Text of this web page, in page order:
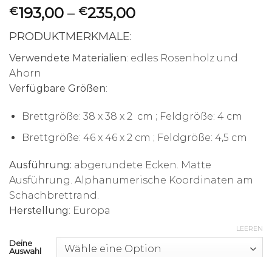
€193,00 – €235,00
PRODUKTMERKMALE:
Verwendete Materialien: edles Rosenholz und
Ahorn
Verfügbare Größen:
Brettgröße: 38 x 38 x 2 cm ; Feldgröße: 4 cm
Brettgröße: 46 x 46 x 2 cm ; Feldgröße: 4,5 cm
Ausführung: abgerundete Ecken. Matte
Ausführung. Alphanumerische Koordinaten am
Schachbrettrand.
Herstellung: Europa
Deine
Auswahl
LEEREN